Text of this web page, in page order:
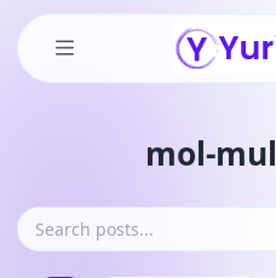
mol-